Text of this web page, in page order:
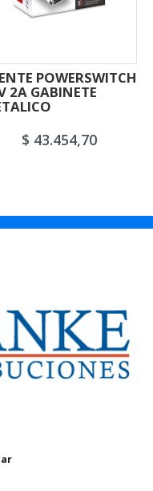
POWERSWITCH
2A GABINETE
$ 43.454,70